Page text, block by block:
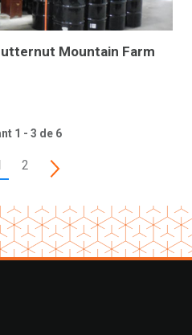
Mountain Farm
1 - 3 de 6
2